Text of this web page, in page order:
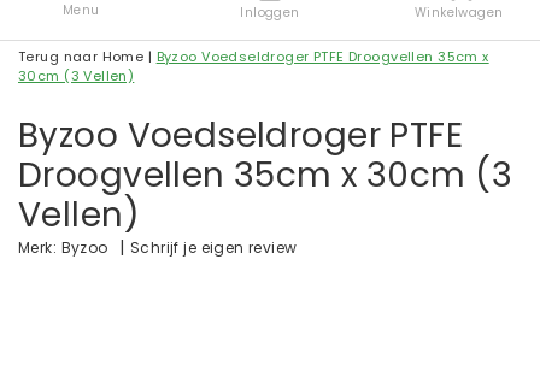
Menu Inloggen Winkelwagen
Terug naar Home | Byzoo Voedseldroger PTFE Droogvellen 35cm x
30cm (3 Vellen)
Byzoo Voedseldroger PTFE
Droogvellen 35cm x 30cm (3
Vellen)
Merk: Byzoo | Schrijf je eigen review